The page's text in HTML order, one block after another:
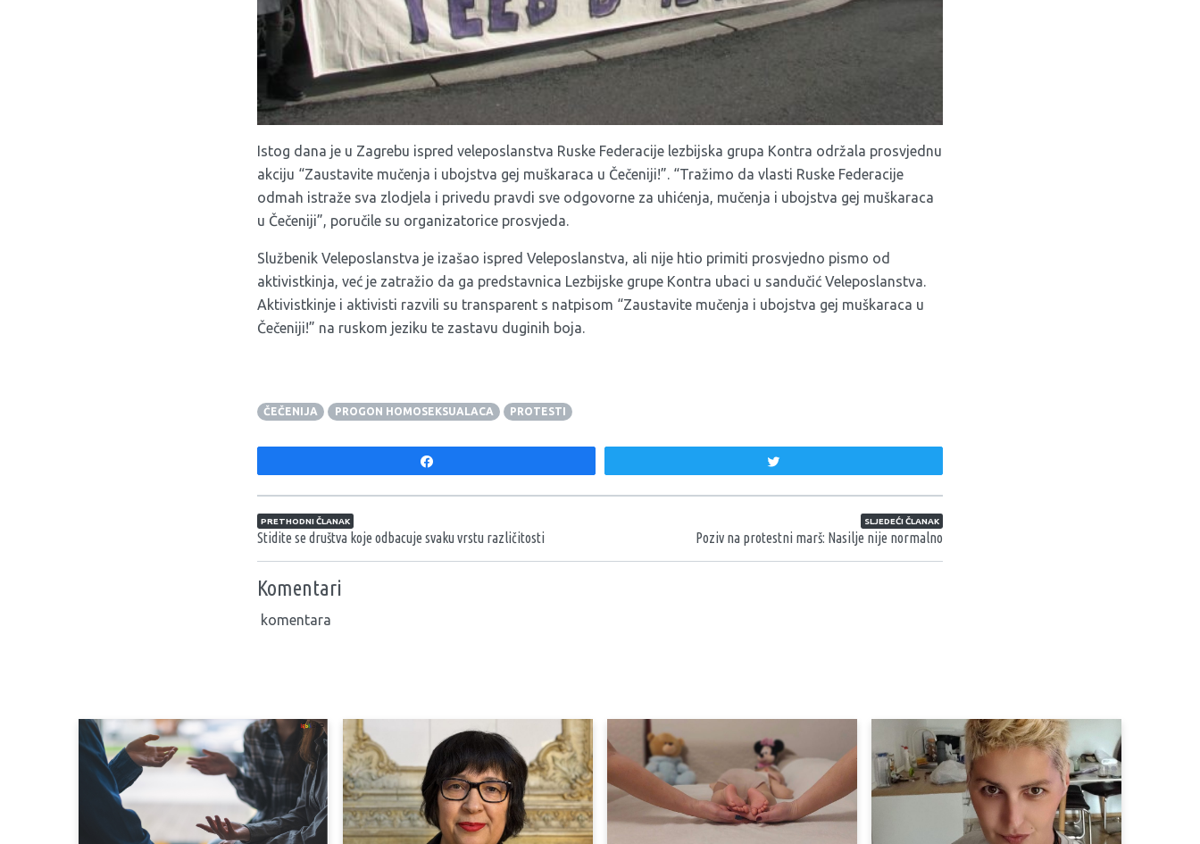
Istog dana je u Zagrebu ispred veleposlanstva Ruske Federacije lezbijska grupa Kontra održala prosvjednu
akciju “Zaustavite mučenja i ubojstva gej muškaraca u Čečeniji!”. “Tražimo da vlasti Ruske Federacije
odmah istraže sva zlodjela i privedu pravdi sve odgovorne za uhićenja, mučenja i ubojstva gej muškaraca
u Čečeniji”, poručile su organizatorice prosvjeda.
Službenik Veleposlanstva je izašao ispred Veleposlanstva, ali nije htio primiti prosvjedno pismo od
aktivistkinja, već je zatražio da ga predstavnica Lezbijske grupe Kontra ubaci u sandučić Veleposlanstva.
Aktivistkinje i aktivisti razvili su transparent s natpisom “Zaustavite mučenja i ubojstva gej muškaraca u
Čečeniji!” na ruskom jeziku te zastavu duginih boja.
ČEČENIJA PROGON HOMOSEKSUALACA PROTESTI
Navigacija članaka
PRETHODNI ČLANAK
Stidite se društva koje odbacuje svaku vrstu različitosti
SLJEDEĆI ČLANAK
Poziv na protestni marš: Nasilje nije normalno
Komentari
komentara